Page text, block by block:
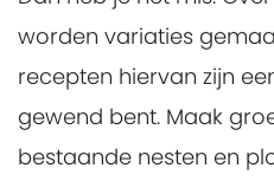
worden variaties
recepten hiervan zijn
gewend bent. Maak
bestaande nesten en